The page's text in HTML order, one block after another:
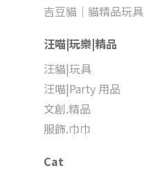
吉豆貓｜貓精品玩具
汪喵|玩樂|精品
汪貓|玩具
汪喵|Party 用品
文創.精品
服飾.巾巾
Cat